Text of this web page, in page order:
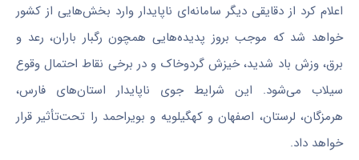
اعلام کرد از دقایقی دیگر سامانه‌ای ناپایدار وارد بخش‌هایی از کشور
خواهد شد که موجب بروز پدیده‌هایی همچون رگبار باران، رعد و
برق، وزش باد شدید، خیزش گردوخاک و در برخی نقاط احتمال وقوع
سیلاب می‌شود. این شرایط جوی ناپایدار استان‌های فارس،
هرمزگان، لرستان، اصفهان و کهگیلویه و بویراحمد را تحت‌تأثیر قرار
خواهد داد.